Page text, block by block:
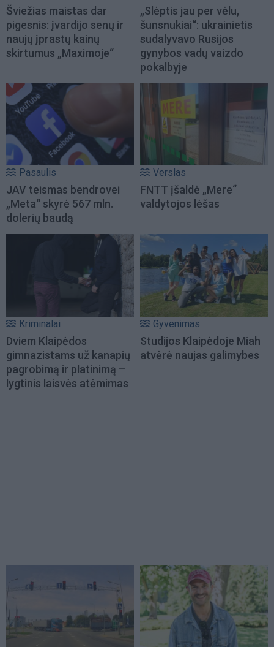
Šviežias maistas dar
pigesnis: įvardijo senų ir
naujų įprastų kainų
skirtumus „Maximoje“
„Slėptis jau per vėlu,
šunsnukiai“: ukrainietis
sudalyvavo Rusijos
gynybos vadų vaizdo
pokalbyje
Pasaulis
JAV teismas bendrovei
„Meta“ skyrė 567 mln.
dolerių baudą
Verslas
FNTT įšaldė „Mere“
valdytojos lėšas
Kriminalai
Dviem Klaipėdos
gimnazistams už kanapių
pagrobimą ir platinimą –
lygtinis laisvės atėmimas
Gyvenimas
Studijos Klaipėdoje Miah
atvėrė naujas galimybes